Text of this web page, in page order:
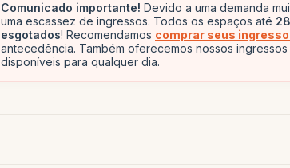
Comunicado importante! Devido a uma demanda
uma escassez de ingressos. Todos os espaços até
esgotados! Recomendamos comprar seus
antecedência. Também oferecemos nossos ingressos
disponíveis para qualquer dia.